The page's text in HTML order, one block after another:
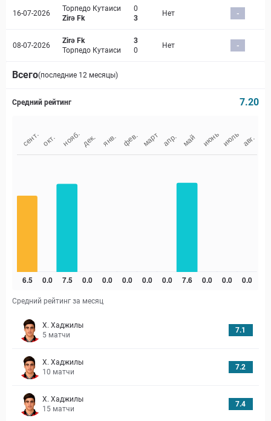
16-07-2026
Торпедо Кутаиси
Zirə Fk
0
3
Нет -
08-07-2026
Zirə Fk
Торпедо Кутаиси
3
0
Нет -
Всего(последние 12 месяцы)
Средний рейтинг 7.20
Средний рейтинг за месяц
Х. Хаджилы
5 матчи
7.1
Х. Хаджилы
10 матчи
7.2
Х. Хаджилы
15 матчи
7.4